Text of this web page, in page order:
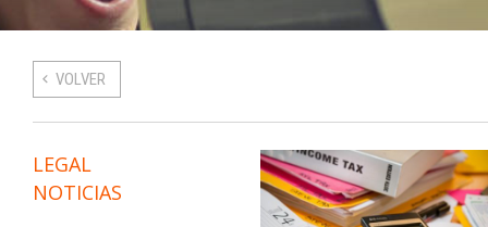
VOLVER
LEGAL
NOTICIAS